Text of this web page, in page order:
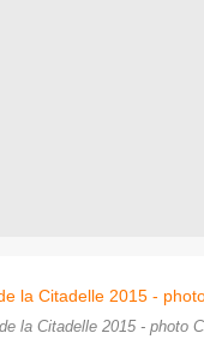
la Citadelle 2015 - photo